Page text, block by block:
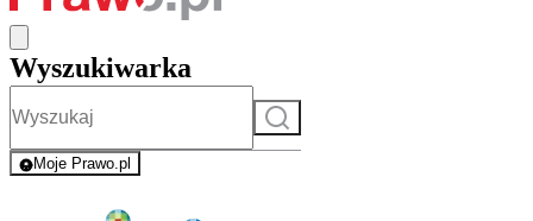
Wyszukiwarka
Szukaj
Moje Prawo.pl
- rejestracja i logowanie do serwisu